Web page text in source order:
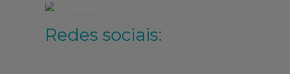
Redes sociais: